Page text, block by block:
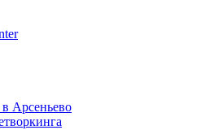
Арсеньево